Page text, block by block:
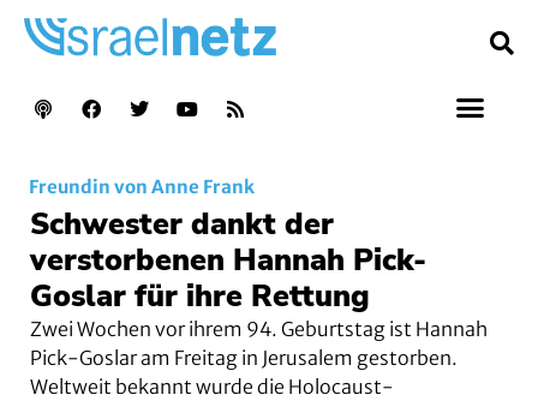
Freundin von Anne Frank
Schwester dankt der
verstorbenen Hannah Pick-
Goslar für ihre Rettung
Zwei Wochen vor ihrem 94. Geburtstag ist Hannah
Pick-Goslar am Freitag in Jerusalem gestorben.
Weltweit bekannt wurde die Holocaust-